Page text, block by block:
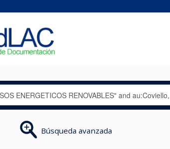
Búsqueda avanzada